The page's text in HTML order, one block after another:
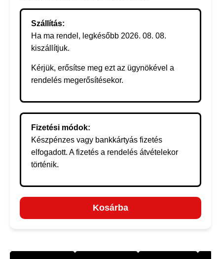
Szállítás:
Ha ma rendel, legkésőbb 2026. 08. 08.
kiszállítjuk.
Kérjük, erősítse meg ezt az ügynökével a
rendelés megerősítésekor.
Fizetési módok:
Készpénzes vagy bankkártyás fizetés
elfogadott. A fizetés a rendelés átvételekor
történik.
Kosárba